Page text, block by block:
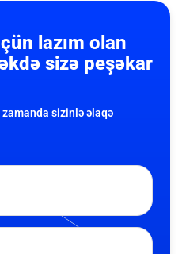
lazım olan
sizə peşəkar
zamanda sizinlə əlaqə